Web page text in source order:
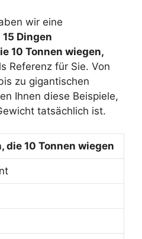
wir eine
15 Dingen
10 Tonnen wiegen,
Referenz für Sie. Von
zu gigantischen
Ihnen diese Beispiele,
tatsächlich ist.
die 10 Tonnen wiegen